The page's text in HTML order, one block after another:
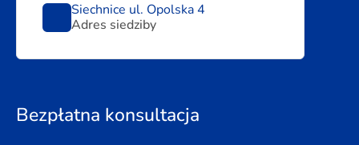
Siechnice ul. Opolska 4
Adres siedziby
Bezpłatna konsultacja